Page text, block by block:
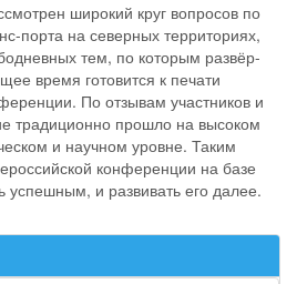
широкий круг вопросов по
порта на северных территориях,
тем, по которым развёр-
время готовится к печати
По отзывам участников и
традиционно прошло на высоком
и научном уровне. Таким
конференции на базе
и развивать его далее.